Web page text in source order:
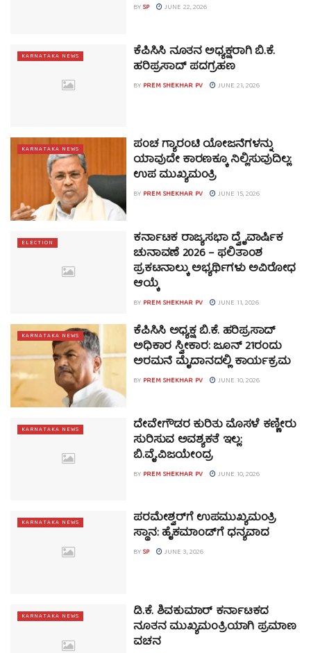
BYSP JUNE 22, 2026
KARNATAKA NEWS ಕೆಪಿಸಿಸಿ ನೂತನ ಅಧ್ಯಕ್ಷರಾಗಿ ಬಿ.ಕೆ.
ಹರಿಪ್ರಸಾದ್ ಪದಗ್ರಹಣ
BY PREM SHEKHAR PV JUNE 21, 2026
KARNATAKA NEWS ಪಂಚ ಗ್ಯಾರಂಟಿ ಯೋಜನೆಗಳನ್ನು
ಯಾವುದೇ ಕಾರಣಕ್ಕೂ ನಿಲ್ಲಿಸುವುದಿಲ್ಲ:
ಉಪ ಮುಖ್ಯಮಂತ್ರಿ
BY PREM SHEKHAR PV JUNE 15, 2026
ELECTION ಕರ್ನಾಟಕ ರಾಜ್ಯಸಭಾ ದ್ವೈವಾರ್ಷಿಕ
ಚುನಾವಣೆ 2026 – ಫಲಿತಾಂಶ
ಪ್ರಕಟನಾಲ್ಕು ಅಭ್ಯರ್ಥಿಗಳು ಅವಿರೋಧ
ಆಯ್ಕೆ
BY PREM SHEKHAR PV JUNE 11, 2026
KARNATAKA NEWS ಕೆಪಿಸಿಸಿ ಅಧ್ಯಕ್ಷ ಬಿ.ಕೆ. ಹರಿಪ್ರಸಾದ್
ಅಧಿಕಾರ ಸ್ವೀಕಾರ: ಜೂನ್ 21ರಂದು
ಅರಮನೆ ಮೈದಾನದಲ್ಲಿ ಕಾರ್ಯಕ್ರಮ
BY PREM SHEKHAR PV JUNE 10, 2026
KARNATAKA NEWS ದೇವೇಗೌಡರ ಕುರಿತು ಮೊಸಳೆ ಕಣ್ಣೀರು
ಸುರಿಸುವ ಅವಶ್ಯಕತೆ ಇಲ್ಲ:
ಬಿ.ವೈ.ವಿಜಯೇಂದ್ರ
BY PREM SHEKHAR PV JUNE 10, 2026
KARNATAKA NEWS ಪರಮೇಶ್ವರ್‌ಗೆ ಉಪಮುಖ್ಯಮಂತ್ರಿ
ಸ್ಥಾನ: ಹೈಕಮಾಂಡ್‌ಗೆ ಧನ್ಯವಾದ
BYSP JUNE 3, 2026
KARNATAKA NEWS ಡಿ.ಕೆ. ಶಿವಕುಮಾರ್ ಕರ್ನಾಟಕದ
ನೂತನ ಮುಖ್ಯಮಂತ್ರಿಯಾಗಿ ಪ್ರಮಾಣ
ವಚನ